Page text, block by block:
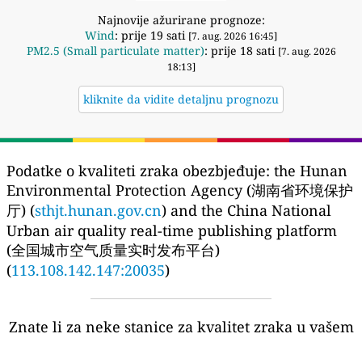
Najnovije ažurirane prognoze:
Wind: prije 19 sati [7. aug. 2026 16:45]
PM2.5 (Small particulate matter): prije 18 sati [7. aug. 2026
18:13]
kliknite da vidite detaljnu prognozu
Podatke o kvaliteti zraka obezbjeđuje: the Hunan
Environmental Protection Agency (湖南省环境保护
厅) (sthjt.hunan.gov.cn) and the China National
Urban air quality real-time publishing platform
(全国城市空气质量实时发布平台)
(113.108.142.147:20035)
Znate li za neke stanice za kvalitet zraka u vašem